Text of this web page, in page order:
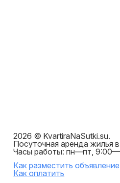
2026 © KvartiraNaSutki.su.
Посуточная аренда жилья
Часы работы: пн—пт,
Как разместить объявление
Как оплатить